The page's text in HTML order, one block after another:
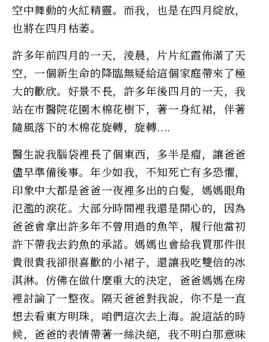
空中舞動的火紅精靈。而我，也是在四月綻放，
也將在四月枯萎。
許多年前四月的一天，淩晨，片片紅霞佈滿了天
空，一個新生命的降臨無疑給這個家庭帶來了極
大的歡欣。好景不長，許多年後四月的一天，我
站在市醫院花園木棉花樹下，著一身紅裙，伴著
隨風落下的木棉花旋轉，旋轉....
醫生說我腦袋裡長了個東西，多半是瘤，讓爸爸
儘早準備後事。年少如我，不知死亡有多恐懼，
印象中大都是爸爸一夜裡多出的白髮，媽媽眼角
氾濫的淚花。大部分時間裡我還是開心的，因為
爸爸會拿出許多年不曾用過的魚竿，履行他當初
許下帶我去釣魚的承諾。媽媽也會給我買那件很
貴很貴我卻很喜歡的小裙子，還讓我吃雙倍的冰
淇淋。仿佛在做什麼重大的決定，爸爸媽媽在房
裡討論了一整夜。隔天爸爸對我說，你不是一直
想去看東方明珠，咱們這次去上海。說這話的時
候，爸爸的表情帶著一絲決絕，我不明白那意味